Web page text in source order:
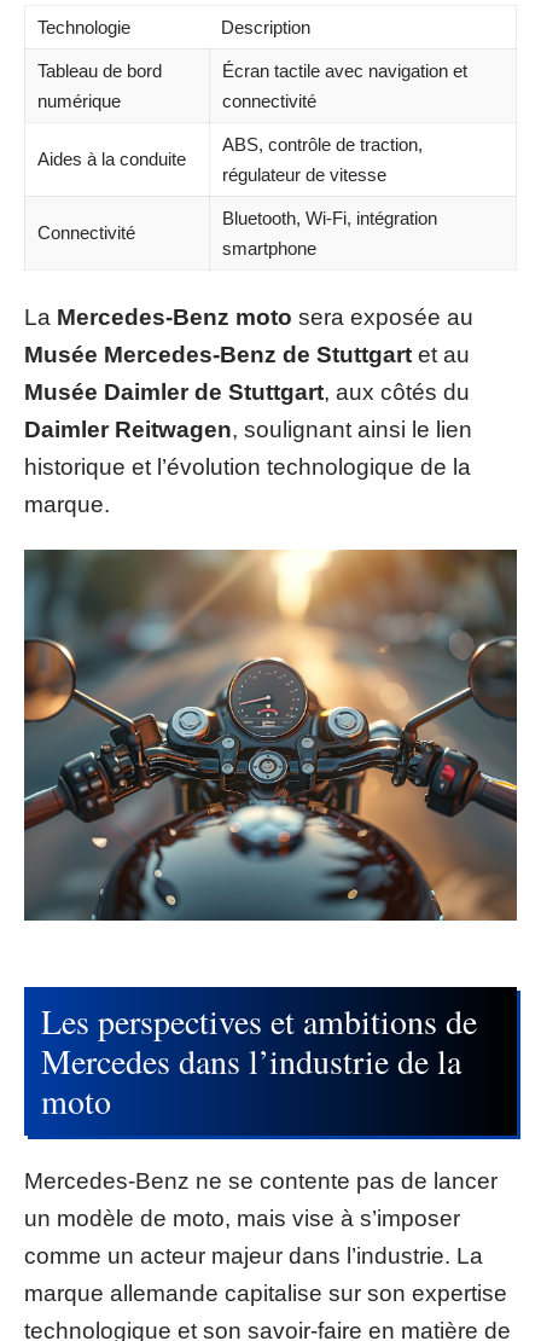
Technologie Description
Tableau de bord
numérique
Écran tactile avec navigation et
connectivité
Aides à la conduite
ABS, contrôle de traction,
régulateur de vitesse
Connectivité
Bluetooth, Wi-Fi, intégration
smartphone
La Mercedes-Benz moto sera exposée au
Musée Mercedes-Benz de Stuttgart et au
Musée Daimler de Stuttgart, aux côtés du
Daimler Reitwagen, soulignant ainsi le lien
historique et l’évolution technologique de la
marque.
Les perspectives et ambitions de
Mercedes dans l’industrie de la
moto
Mercedes-Benz ne se contente pas de lancer
un modèle de moto, mais vise à s’imposer
comme un acteur majeur dans l’industrie. La
marque allemande capitalise sur son expertise
technologique et son savoir-faire en matière de